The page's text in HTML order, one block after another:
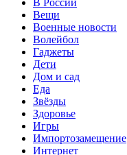
В России
Вещи
Военные новости
Волейбол
Гаджеты
Дети
Дом и сад
Еда
Звёзды
Здоровье
Игры
Импортозамещение
Интернет